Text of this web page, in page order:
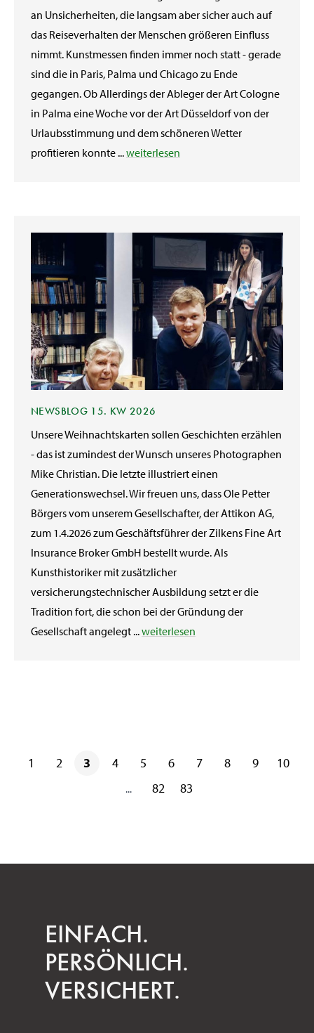
an Unsicherheiten, die langsam aber sicher auch auf
das Reiseverhalten der Menschen größeren Einfluss
nimmt. Kunstmessen finden immer noch statt - gerade
sind die in Paris, Palma und Chicago zu Ende
gegangen. Ob Allerdings der Ableger der Art Cologne
in Palma eine Woche vor der Art Düsseldorf von der
Urlaubsstimmung und dem schöneren Wetter
profitieren konnte ...weiterlesen
NEWSBLOG 15. KW 2026
Unsere Weihnachtskarten sollen Geschichten erzählen
- das ist zumindest der Wunsch unseres Photographen
Mike Christian. Die letzte illustriert einen
Generationswechsel. Wir freuen uns, dass Ole Petter
Börgers vom unserem Gesellschafter, der Attikon AG,
zum 1.4.2026 zum Geschäftsführer der Zilkens Fine Art
Insurance Broker GmbH bestellt wurde. Als
Kunsthistoriker mit zusätzlicher
versicherungstechnischer Ausbildung setzt er die
Tradition fort, die schon bei der Gründung der
Gesellschaft angelegt ...weiterlesen
1 2 3 4 5 6 7 8 9 10
... 82 83
EINFACH.
PERSÖNLICH.
VERSICHERT.